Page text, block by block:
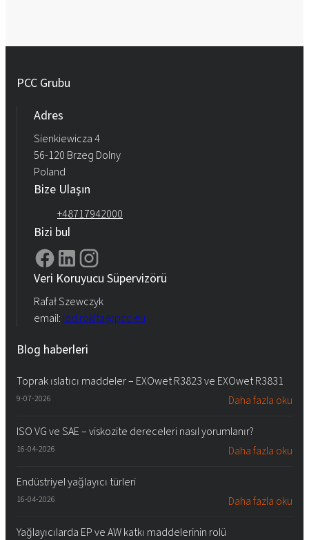
PCC Grubu
Adres
Sienkiewicza 4
56-120 Brzeg Dolny
Poland
Bize Ulaşın
+48717942000
Bizi bul
Veri Koruyucu Süpervizörü
Rafał Szewczyk
email: iod.rokita@pcc.eu
Blog haberleri
Toprak ıslatıcı maddeler – EXOwet R3823 ve EXOwet R3831
9-07-2026 Daha fazla oku
ISO VG ve SAE – viskozite dereceleri nasıl yorumlanır?
16-04-2026 Daha fazla oku
Endüstriyel yağlayıcı türleri
16-04-2026 Daha fazla oku
Yağlayıcılarda EP ve AW katkı maddelerinin rolü